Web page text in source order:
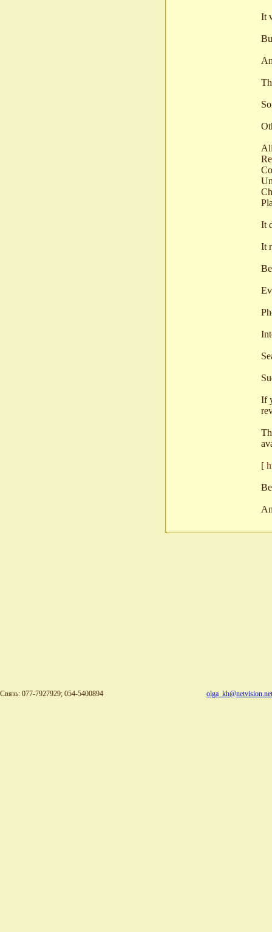
It
It
It
If
[
Связь: 077-7927929; 054-5400894